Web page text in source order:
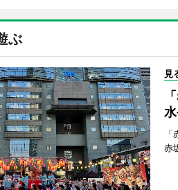
ぶ
見
赤